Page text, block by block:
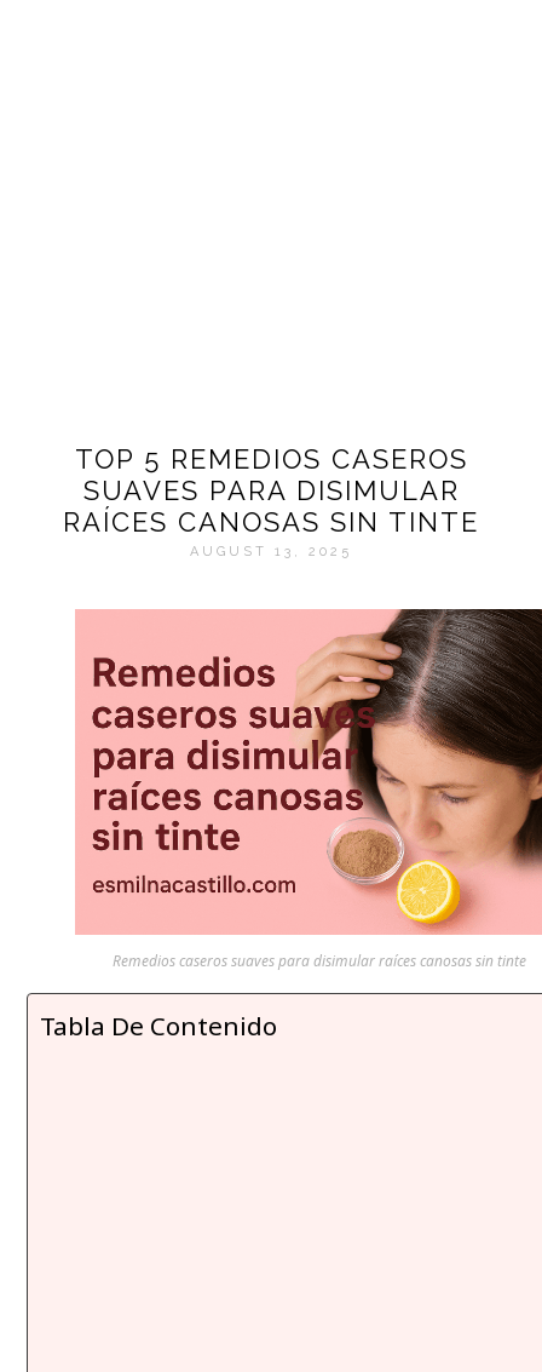
TOP 5 REMEDIOS CASEROS
SUAVES PARA DISIMULAR
RAÍCES CANOSAS SIN TINTE
AUGUST 13, 2025
Remedios caseros suaves para disimular raíces canosas sin tinte
Tabla De Contenido